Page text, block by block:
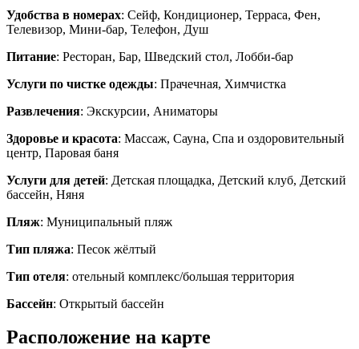
Удобства в номерах: Сейф, Кондиционер, Терраса, Фен,
Телевизор, Мини-бар, Телефон, Душ
Питание: Ресторан, Бар, Шведский стол, Лобби-бар
Услуги по чистке одежды: Прачечная, Химчистка
Развлечения: Экскурсии, Аниматоры
Здоровье и красота: Массаж, Сауна, Спа и оздоровительный
центр, Паровая баня
Услуги для детей: Детская площадка, Детский клуб, Детский
бассейн, Няня
Пляж: Муниципальный пляж
Тип пляжа: Песок жёлтый
Тип отеля: отельный комплекс/большая территория
Бассейн: Открытый бассейн
Расположение на карте